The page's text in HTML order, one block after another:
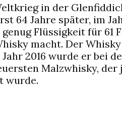
in der
64 Jahre später, im
Flüssigkeit für 61
macht. Der
2016 wurde er bei
Malzwhisky, der
wurde.